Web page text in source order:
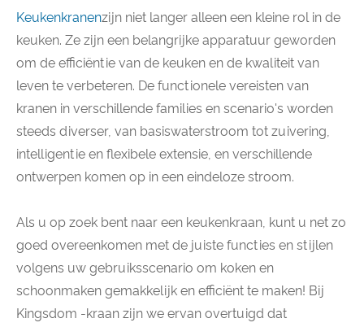
Keukenkranenzijn niet langer alleen een kleine rol in de
keuken. Ze zijn een belangrijke apparatuur geworden
om de efficiëntie van de keuken en de kwaliteit van
leven te verbeteren. De functionele vereisten van
kranen in verschillende families en scenario's worden
steeds diverser, van basiswaterstroom tot zuivering,
intelligentie en flexibele extensie, en verschillende
ontwerpen komen op in een eindeloze stroom.
Als u op zoek bent naar een keukenkraan, kunt u net zo
goed overeenkomen met de juiste functies en stijlen
volgens uw gebruiksscenario om koken en
schoonmaken gemakkelijk en efficiënt te maken! Bij
Kingsdom -kraan zijn we ervan overtuigd dat